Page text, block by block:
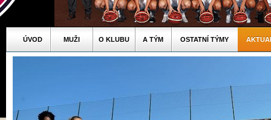
ÚVOD MUŽI O KLUBU A TÝM OSTATNÍ TÝMY